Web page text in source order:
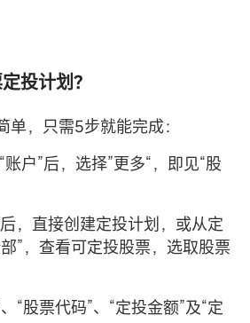
定投计划?
，只需5步就能完成：
户”后，选择”更多“，即见“股
，直接创建定投计划，或从定
”，查看可定投股票，选取股票
“股票代码”、“定投金额”及“定